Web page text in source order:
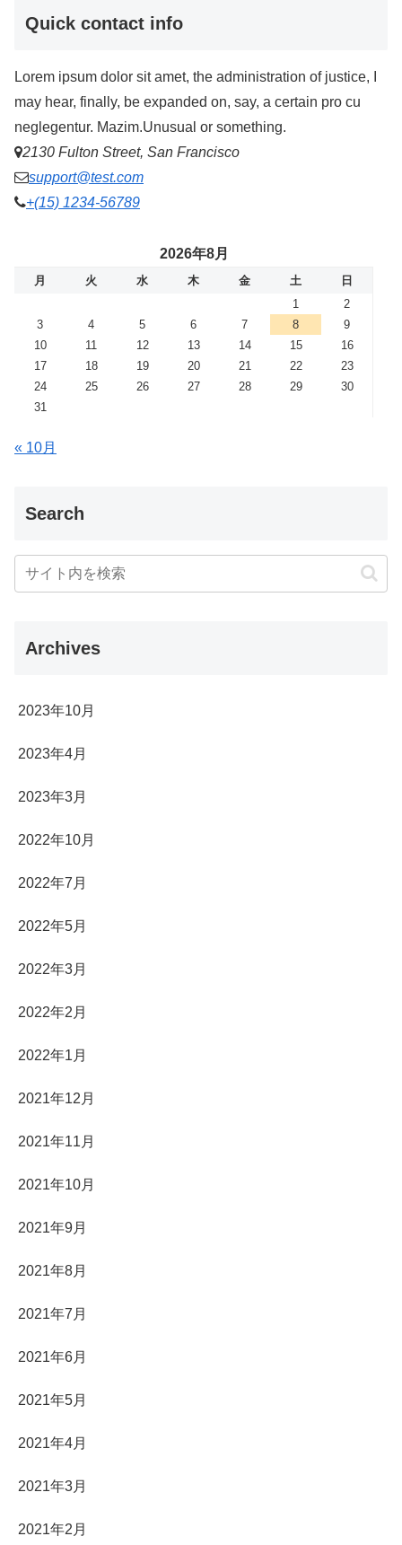
Quick contact info
Lorem ipsum dolor sit amet, the administration of justice, I
may hear, finally, be expanded on, say, a certain pro cu
neglegentur. Mazim.Unusual or something.
2130 Fulton Street, San Francisco
support@test.com
+(15) 1234-56789
2026年8月
月 火 水 木 金 土
日
1
2
3
4 5 6 7 8
9
10
11 12 13 14 15
16
17
18 19 20 21 22
23
24
25 26 27 28 29
30
31
« 10月
Search
Archives
2023年10月
2023年4月
2023年3月
2022年10月
2022年7月
2022年5月
2022年3月
2022年2月
2022年1月
2021年12月
2021年11月
2021年10月
2021年9月
2021年8月
2021年7月
2021年6月
2021年5月
2021年4月
2021年3月
2021年2月